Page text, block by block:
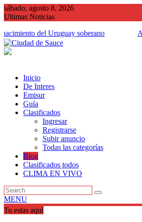
Saltar
al
sábado, agosto 8, 2026
Ultimas Noticias
del Uruguay soberano
Inicio
De Interes
Emisur
Guía
Clasificados
Ingresar
Registrarse
Subir anuncio
Todas las categorías
Blog
Clasificados todos
CLIMA EN VIVO
MENU
Tu estas aquí